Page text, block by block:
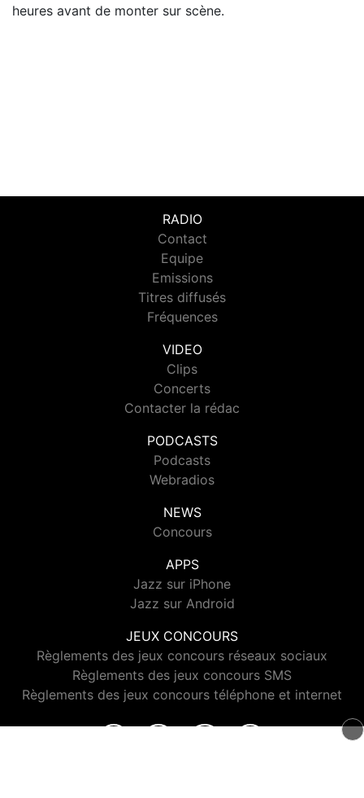
heures avant de monter sur scène.
RADIO
Contact
Equipe
Emissions
Titres diffusés
Fréquences
VIDEO
Clips
Concerts
Contacter la rédac
PODCASTS
Podcasts
Webradios
NEWS
Concours
APPS
Jazz sur iPhone
Jazz sur Android
JEUX CONCOURS
Règlements des jeux concours réseaux sociaux
Règlements des jeux concours SMS
Règlements des jeux concours téléphone et internet